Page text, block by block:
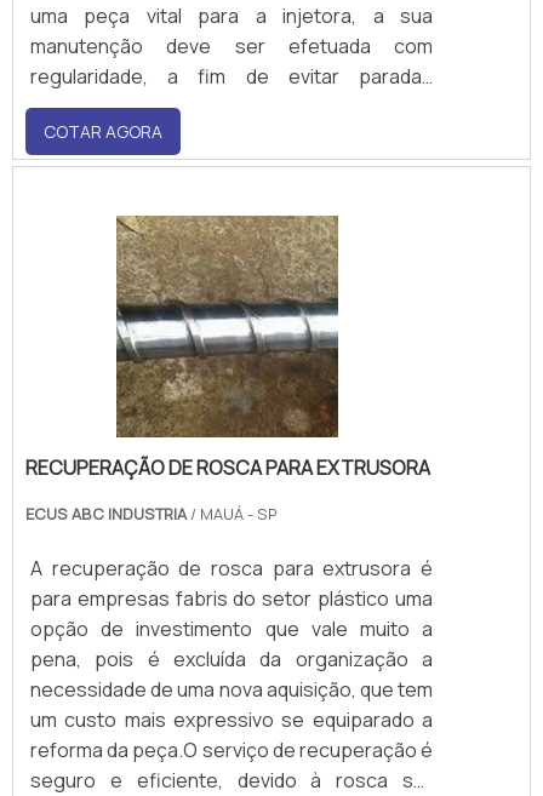
uma peça vital para a injetora, a sua
manutenção deve ser efetuada com
regularidade, a fim de evitar paradas
inesperadas, um consumo excessivo de
energia elétrica ou até mesmo a perda de
matéria-prima.Características relevantes do
mencionado anterio.
COTAR AGORA
RECUPERAÇÃO DE ROSCA PARA EXTRUSORA
ECUS ABC INDUSTRIA/ MAUÁ - SP
A recuperação de rosca para extrusora é
para empresas fabris do setor plástico uma
opção de investimento que vale muito a
pena, pois é excluída da organização a
necessidade de uma nova aquisição, que tem
um custo mais expressivo se equiparado a
reforma da peça.O serviço de recuperação é
seguro e eficiente, devido à rosca ser